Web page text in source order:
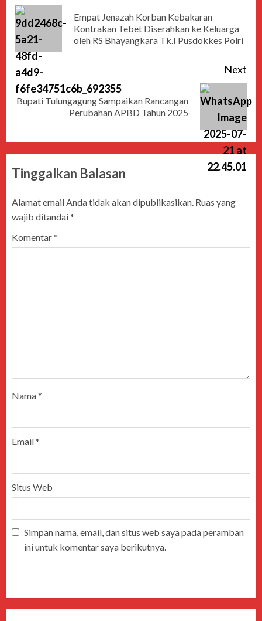
Empat Jenazah Korban Kebakaran
Kontrakan Tebet Diserahkan ke Keluarga
oleh RS Bhayangkara Tk.I Pusdokkes Polri
Next
Bupati Tulungagung Sampaikan Rancangan
Perubahan APBD Tahun 2025
Tinggalkan Balasan
Alamat email Anda tidak akan dipublikasikan. Ruas yang
wajib ditandai*
Komentar*
Nama*
Email*
Situs Web
Simpan nama, email, dan situs web saya pada peramban
ini untuk komentar saya berikutnya.